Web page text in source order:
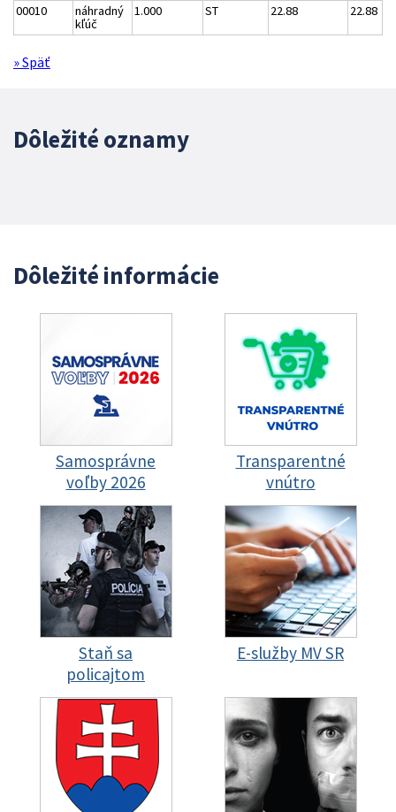
00010
náhradný
kľúč
1.000 ST 22.88 22.88
» Späť
Dôležité oznamy
Dôležité informácie
Samosprávne
voľby 2026
Transparentné
vnútro
Staň sa
policajtom
E-služby MV SR